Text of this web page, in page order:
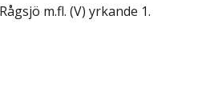
m.fl. (V) yrkande 1.